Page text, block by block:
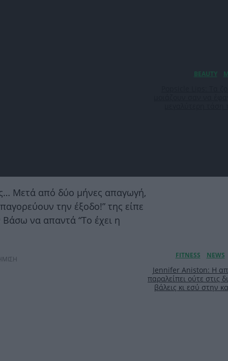
Μετά από δύο μήνες απαγωγή,
την έξοδο!” της είπε
Βάσω να απαντά “Το έχει η
Jennifer Aniston: Η
παραλείπει ούτε στις
βάλεις κι εσύ στην